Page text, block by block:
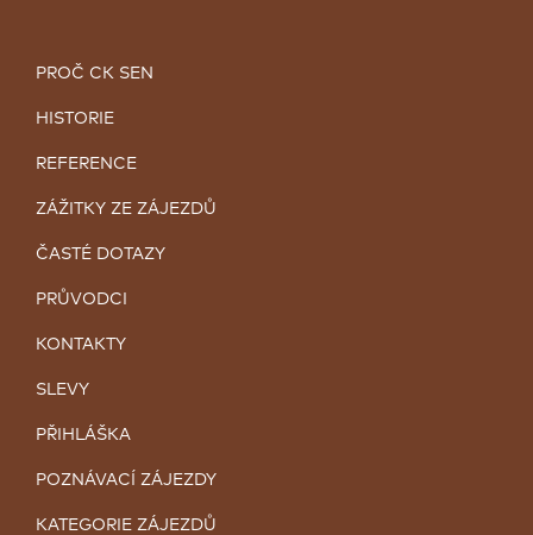
PROČ CK SEN
HISTORIE
REFERENCE
ZÁŽITKY ZE ZÁJEZDŮ
ČASTÉ DOTAZY
PRŮVODCI
KONTAKTY
SLEVY
PŘIHLÁŠKA
POZNÁVACÍ ZÁJEZDY
KATEGORIE ZÁJEZDŮ